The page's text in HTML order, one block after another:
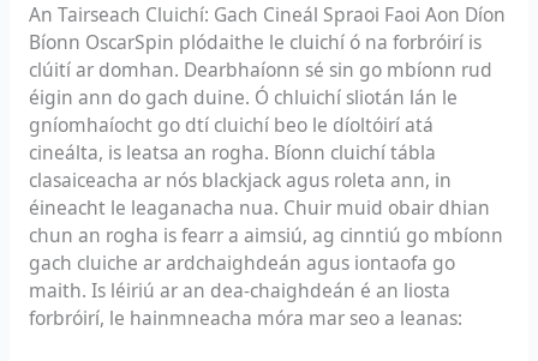
An Tairseach Cluichí: Gach Cineál Spraoi Faoi Aon Díon
Bíonn OscarSpin plódaithe le cluichí ó na forbróirí is
clúití ar domhan. Dearbhaíonn sé sin go mbíonn rud
éigin ann do gach duine. Ó chluichí sliotán lán le
gníomhaíocht go dtí cluichí beo le díoltóirí atá
cineálta, is leatsa an rogha. Bíonn cluichí tábla
clasaiceacha ar nós blackjack agus roleta ann, in
éineacht le leaganacha nua. Chuir muid obair dhian
chun an rogha is fearr a aimsiú, ag cinntiú go mbíonn
gach cluiche ar ardchaighdeán agus iontaofa go
maith. Is léiriú ar an dea-chaighdeán é an liosta
forbróirí, le hainmneacha móra mar seo a leanas: